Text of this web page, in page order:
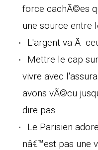
force cachÃ©es
une source entre
L'argent va Ã
Mettre le cap
vivre avec
avons vÃ©cu
dire pas.
Le Parisien
nâ€™est pas une